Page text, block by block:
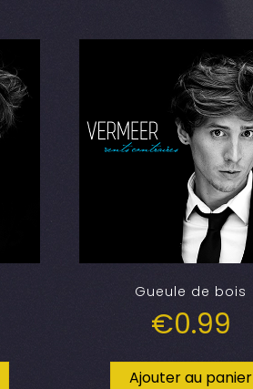
Gueule de bois
€0.99
Ajouter au panier